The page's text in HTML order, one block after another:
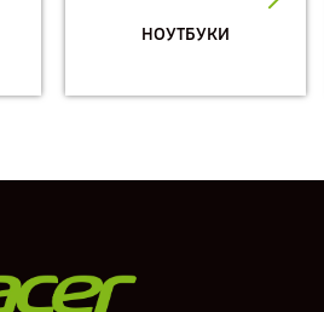
НОУТБУКИ